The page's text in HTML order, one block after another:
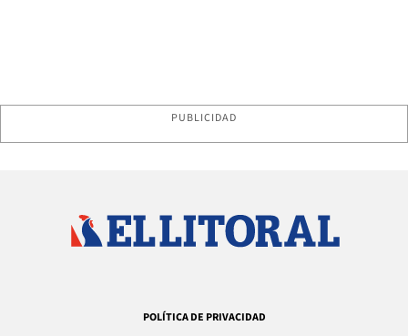
PUBLICIDAD
POLÍTICA DE PRIVACIDAD